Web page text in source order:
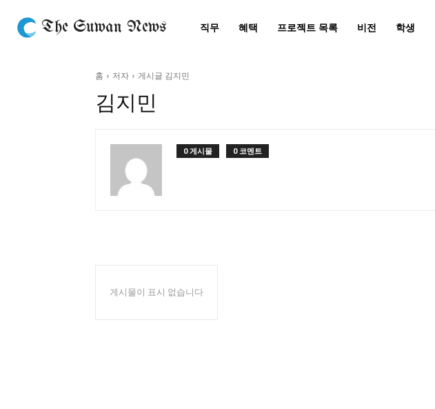
The Suwan News 직무 혜택 프로젝트 목록 비전 학생
홈 저자 게시글 김지민
김지민
0 게시물 0 코멘트
게시물이 표시 없습니다